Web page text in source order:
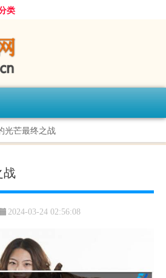
类
光芒最终之战
战
2024-03-24 02:56:08